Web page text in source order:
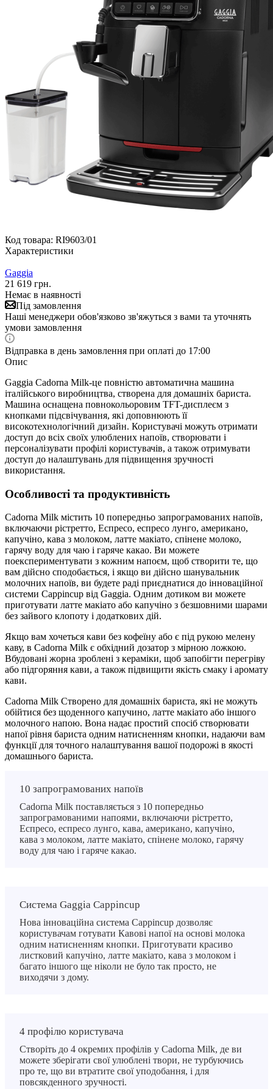
Код товара: RI9603/01
Характеристики
Gaggia
21 619 грн.
Немає в наявності
Під замовлення
Наші менеджери обов'язково зв'яжуться з вами та уточнять
умови замовлення
Відправка в день замовлення при оплаті до 17:00
Опис
Gaggia Cadorna Milk-це повністю автоматична машина
італійського виробництва, створена для домашніх бариста.
Машина оснащена повнокольоровим TFT-дисплеєм з
кнопками підсвічування, які доповнюють її
високотехнологічний дизайн. Користувачі можуть отримати
доступ до всіх своїх улюблених напоїв, створювати і
персоналізувати профілі користувачів, а також отримувати
доступ до налаштувань для підвищення зручності
використання.
Особливості та продуктивність
Cadorna Milk містить 10 попередньо запрограмованих напоїв,
включаючи рістретто, Еспресо, еспресо лунго, американо,
капучіно, кава з молоком, латте макіато, спінене молоко,
гарячу воду для чаю і гаряче какао. Ви можете
поекспериментувати з кожним напоєм, щоб створити те, що
вам дійсно сподобається, і якщо ви дійсно шанувальник
молочних напоїв, ви будете раді приєднатися до інноваційної
системи Cappincup від Gaggia. Одним дотиком ви можете
приготувати латте макіато або капучіно з безшовними шарами
без зайвого клопоту і додаткових дій.
Якщо вам хочеться кави без кофеїну або є під рукою мелену
каву, в Cadorna Milk є обхідний дозатор з мірною ложкою.
Вбудовані жорна зроблені з кераміки, щоб запобігти перегріву
або підгоряння кави, а також підвищити якість смаку і аромату
кави.
Cadorna Milk Створено для домашніх бариста, які не можуть
обійтися без щоденного капучино, латте макіато або іншого
молочного напою. Вона надає простий спосіб створювати
напої рівня бариста одним натисненням кнопки, надаючи вам
функції для точного налаштування вашої подорожі в якості
домашнього бариста.
10 запрограмованих напоїв
Cadorna Milk поставляється з 10 попередньо
запрограмованими напоями, включаючи рістретто,
Еспресо, еспресо лунго, кава, американо, капучіно,
кава з молоком, латте макіато, спінене молоко, гарячу
воду для чаю і гаряче какао.
Система Gaggia Cappincup
Нова інноваційна система Cappincup дозволяє
користувачам готувати Кавові напої на основі молока
одним натисненням кнопки. Приготувати красиво
листковий капучіно, латте макіато, кава з молоком і
багато іншого ще ніколи не було так просто, не
виходячи з дому.
4 профілю користувача
Створіть до 4 окремих профілів у Cadorna Milk, де ви
можете зберігати свої улюблені твори, не турбуючись
про те, що ви втратите свої уподобання, і для
повсякденного зручності.